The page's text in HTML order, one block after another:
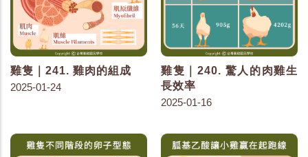
雞隻｜241. 雞肉的組成
2025-01-24
雞隻｜240. 驚人的肉雞生
長效率
2025-01-16